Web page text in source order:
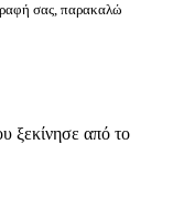
σας, παρακαλώ
ξεκίνησε από το